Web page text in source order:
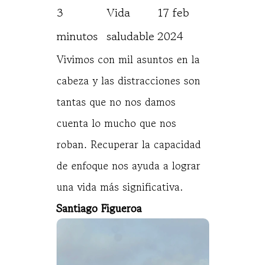
3
minutos
Vida
saludable
17 feb
2024
Vivimos con mil asuntos en la
cabeza y las distracciones son
tantas que no nos damos
cuenta lo mucho que nos
roban. Recuperar la capacidad
de enfoque nos ayuda a lograr
una vida más significativa.
Santiago Figueroa